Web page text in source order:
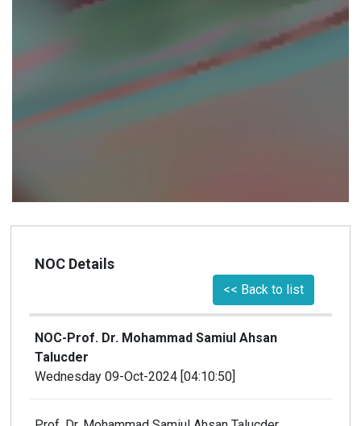
NOC Details
<< Back to list
NOC-Prof. Dr. Mohammad Samiul Ahsan
Talucder
Wednesday 09-Oct-2024 [04:10:50]